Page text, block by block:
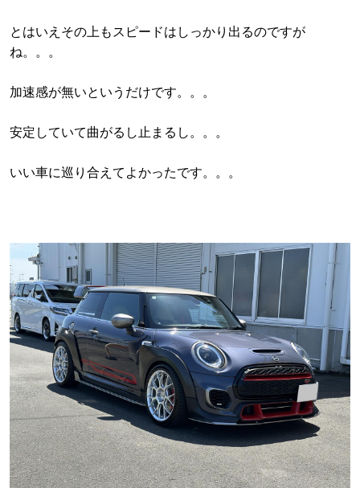
とはいえその上もスピードはしっかり出るのですが
ね。。。
加速感が無いというだけです。。。
安定していて曲がるし止まるし。。。
いい車に巡り合えてよかったです。。。